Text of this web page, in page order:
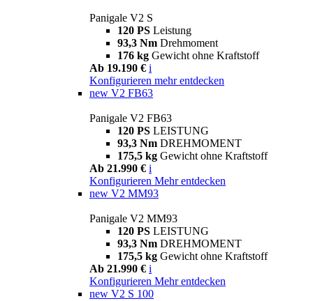
Panigale V2 S
120 PS Leistung
93,3 Nm Drehmoment
176 kg Gewicht ohne Kraftstoff
Ab 19.190 € i
Konfigurieren mehr entdecken
new V2 FB63
Panigale V2 FB63
120 PS LEISTUNG
93,3 Nm DREHMOMENT
175,5 kg Gewicht ohne Kraftstoff
Ab 21.990 € i
Konfigurieren Mehr entdecken
new V2 MM93
Panigale V2 MM93
120 PS LEISTUNG
93,3 Nm DREHMOMENT
175,5 kg Gewicht ohne Kraftstoff
Ab 21.990 € i
Konfigurieren Mehr entdecken
new V2 S 100